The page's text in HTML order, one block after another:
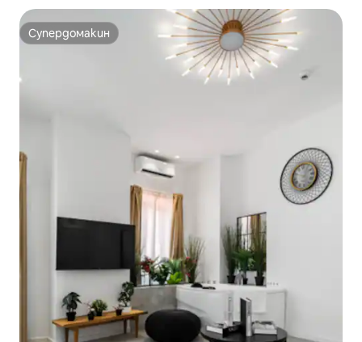
Супердомакин
Супердомакин